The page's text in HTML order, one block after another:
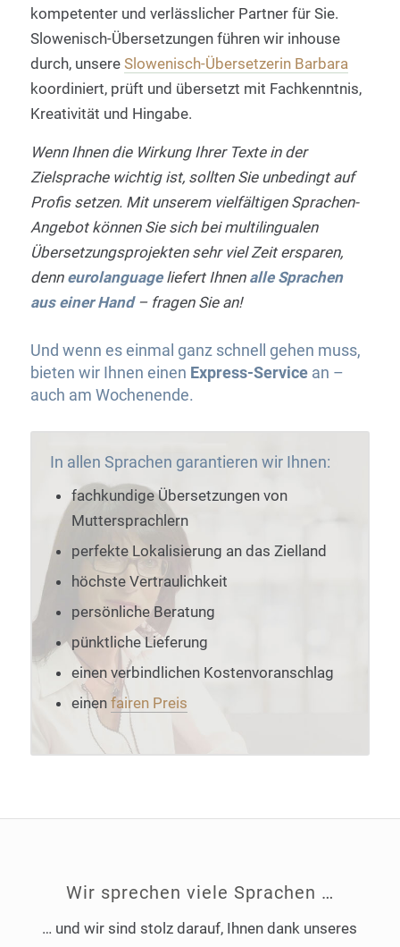
kompetenter und verlässlicher Partner für Sie.
Slowenisch-Übersetzungen führen wir inhouse
durch, unsere Slowenisch-Übersetzerin Barbara
koordiniert, prüft und übersetzt mit Fachkenntnis,
Kreativität und Hingabe.
Wenn Ihnen die Wirkung Ihrer Texte in der
Zielsprache wichtig ist, sollten Sie unbedingt auf
Profis setzen. Mit unserem vielfältigen Sprachen-
Angebot können Sie sich bei multilingualen
Übersetzungsprojekten sehr viel Zeit ersparen,
denn eurolanguageliefert Ihnen alle Sprachen
aus einer Hand– fragen Sie an!
Und wenn es einmal ganz schnell gehen muss,
bieten wir Ihnen einen Express-Servicean –
auch am Wochenende.
In allen Sprachen garantieren wir Ihnen:
fachkundige Übersetzungen von
Muttersprachlern
perfekte Lokalisierung an das Zielland
höchste Vertraulichkeit
persönliche Beratung
pünktliche Lieferung
einen verbindlichen Kostenvoranschlag
einen fairen Preis
Wir sprechen viele Sprachen …
… und wir sind stolz darauf, Ihnen dank unseres